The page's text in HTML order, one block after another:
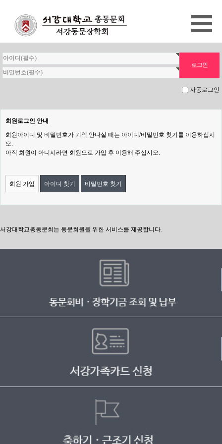
자동로그인
회원로그인 안내
회원아이디 및 비밀번호가 기억 안나실 때는 아이디/비밀번호 찾기를 이용하십시
오.
아직 회원이 아니시라면 회원으로 가입 후 이용해 주십시오.
회원 가입 아이디 찾기 비밀번호 찾기
서강대학교총동문회는 동문회원을 위한 서비스를 제공합니다.